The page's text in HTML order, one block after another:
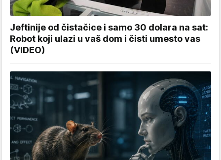
Jeftinije od čistačice i samo 30 dolara na sat:
Robot koji ulazi u vaš dom i čisti umesto vas
(VIDEO)